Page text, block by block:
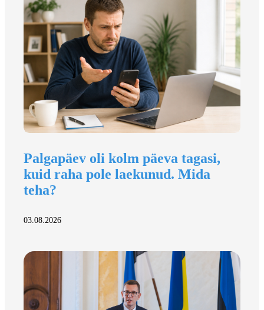
Palgapäev oli kolm päeva tagasi,
kuid raha pole laekunud. Mida
teha?
03.08.2026